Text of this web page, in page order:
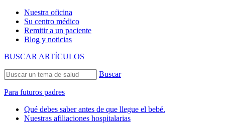
Nuestra oficina
Su centro médico
Remitir a un paciente
Blog y noticias
BUSCAR ARTÍCULOS
Buscar
Para futuros padres
Qué debes saber antes de que llegue el bebé.
Nuestras afiliaciones hospitalarias